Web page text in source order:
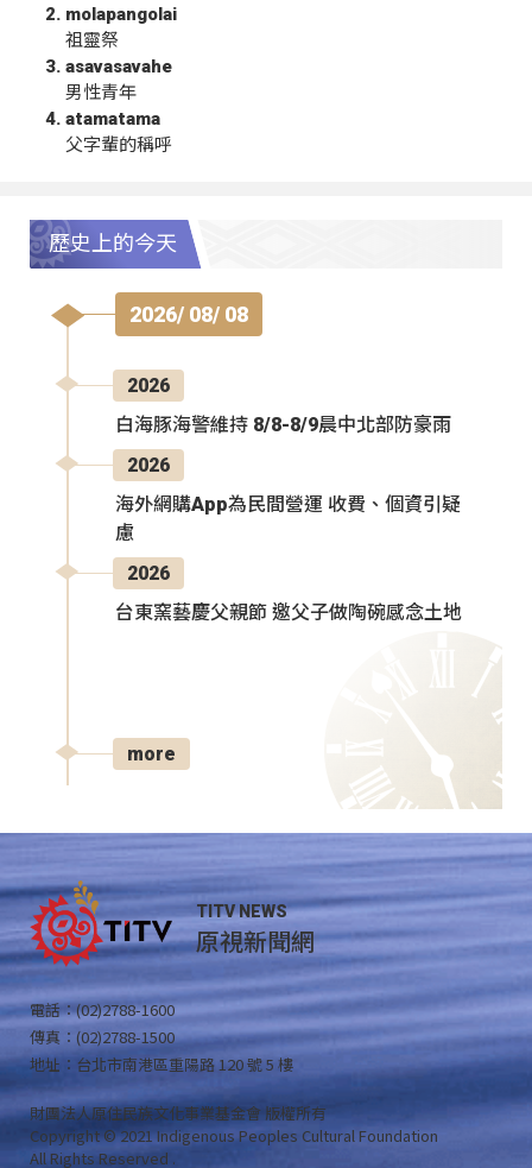
molapangolai
祖靈祭
asavasavahe
男性青年
atamatama
父字輩的稱呼
歷史上的今天
2026/ 08/ 08
2026
白海豚海警維持 8/8-8/9晨中北部防豪雨
2026
海外網購App為民間營運 收費、個資引疑
慮
2026
台東窯藝慶父親節 邀父子做陶碗感念土地
more
TITV NEWS
原視新聞網
電話：(02)2788-1600
傳真：(02)2788-1500
地址：台北市南港區重陽路 120 號 5 樓
財團法人原住民族文化事業基金會 版權所有
Copyright © 2021 Indigenous Peoples Cultural Foundation
All Rights Reserved .